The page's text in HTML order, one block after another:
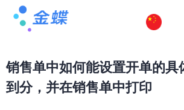
销售单中如何能设置开单的具
到分，并在销售单中打印